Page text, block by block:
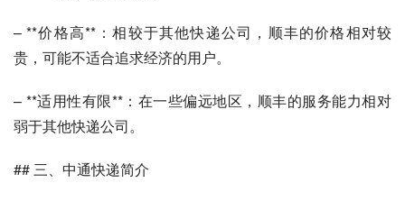
– **价格高**：相较于其他快递公司，顺丰的价格相对较
贵，可能不适合追求经济的用户。
– **适用性有限**：在一些偏远地区，顺丰的服务能力相对
弱于其他快递公司。
## 三、中通快递简介